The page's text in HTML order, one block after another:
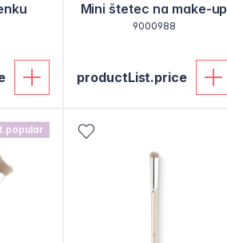
Mini štetec na make-up
9000988
productList.price